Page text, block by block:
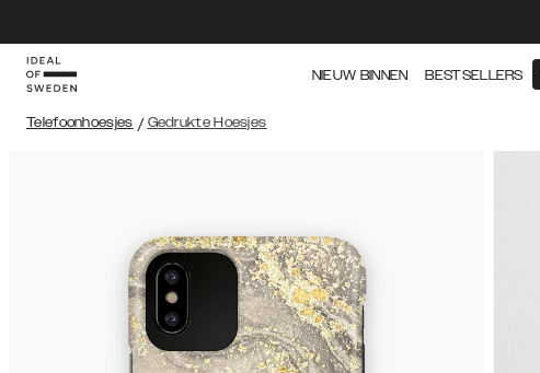
NIEUW BINNEN BESTSELLERS
Telefoonhoesjes / Gedrukte Hoesjes